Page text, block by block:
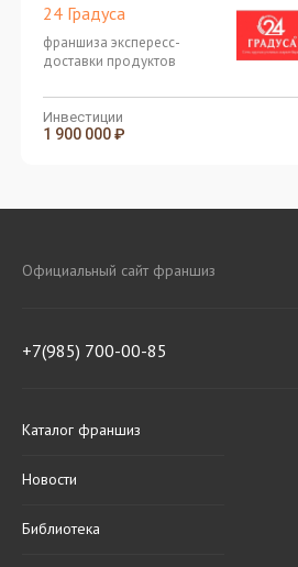
24 Градуса
франшиза экспересс-
доставки продуктов
Инвестиции
1 900 000 ₽
Официальный сайт франшиз
+7(985) 700-00-85
Каталог франшиз
Новости
Библиотека